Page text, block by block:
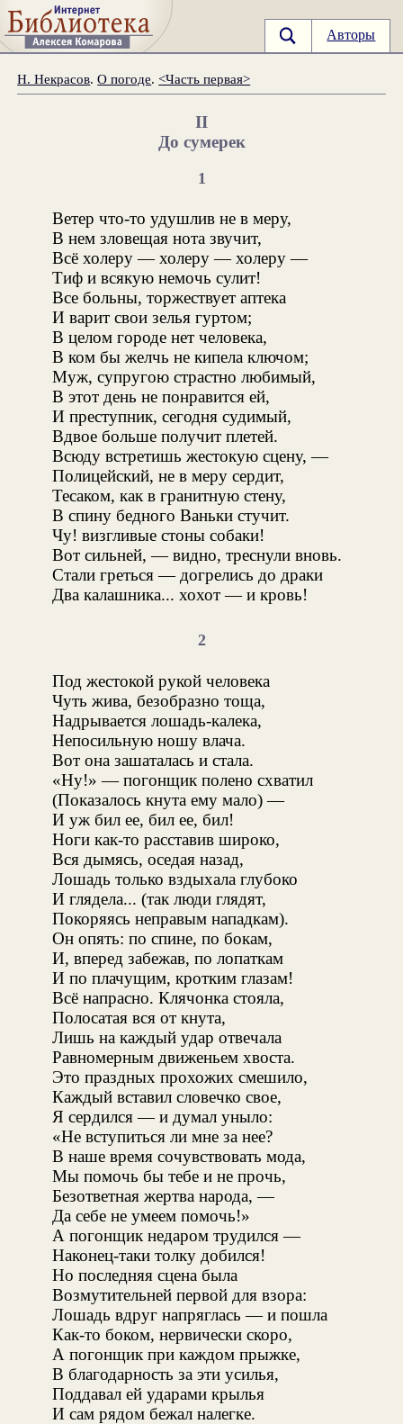
Авторы
Н. Некрасов.О погоде.<Часть первая>
II
До сумерек
1
Ветер что-то удушлив не в меру,
В нем зловещая нота звучит,
Всё холеру — холеру — холеру —
Тиф и всякую немочь сулит!
Все больны, торжествует аптека
И варит свои зелья гуртом;
В целом городе нет человека,
В ком бы желчь не кипела ключом;
Муж, супругою страстно любимый,
В этот день не понравится ей,
И преступник, сегодня судимый,
Вдвое больше получит плетей.
Всюду встретишь жестокую сцену, —
Полицейский, не в меру сердит,
Тесаком, как в гранитную стену,
В спину бедного Ваньки стучит.
Чу! визгливые стоны собаки!
Вот сильней, — видно, треснули вновь.
Стали греться — догрелись до драки
Два калашника... хохот — и кровь!
2
Под жестокой рукой человека
Чуть жива, безобразно тоща,
Надрывается лошадь-калека,
Непосильную ношу влача.
Вот она зашаталась и стала.
«Ну!» — погонщик полено схватил
(Показалось кнута ему мало) —
И уж бил ее, бил ее, бил!
Ноги как-то расставив широко,
Вся дымясь, оседая назад,
Лошадь только вздыхала глубоко
И глядела... (так люди глядят,
Покоряясь неправым нападкам).
Он опять: по спине, по бокам,
И, вперед забежав, по лопаткам
И по плачущим, кротким глазам!
Всё напрасно. Клячонка стояла,
Полосатая вся от кнута,
Лишь на каждый удар отвечала
Равномерным движеньем хвоста.
Это праздных прохожих смешило,
Каждый вставил словечко свое,
Я сердился — и думал уныло:
«Не вступиться ли мне за нее?
В наше время сочувствовать мода,
Мы помочь бы тебе и не прочь,
Безответная жертва народа, —
Да себе не умеем помочь!»
А погонщик недаром трудился —
Наконец-таки толку добился!
Но последняя сцена была
Возмутительней первой для взора:
Лошадь вдруг напряглась — и пошла
Как-то боком, нервически скоро,
А погонщик при каждом прыжке,
В благодарность за эти усилья,
Поддавал ей ударами крылья
И сам рядом бежал налегке.